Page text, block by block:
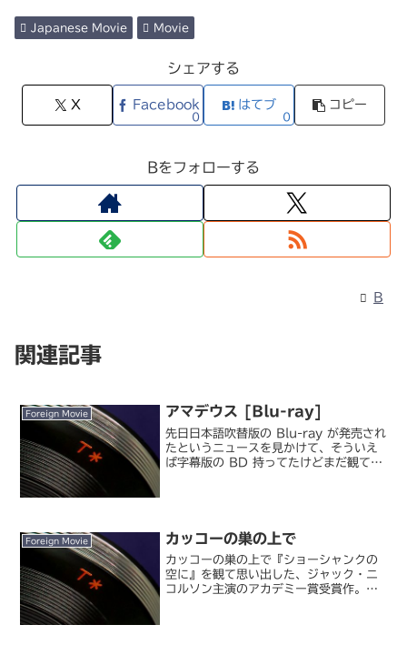
Japanese Movie Movie
シェアする
X Facebook
0
はてブ
0
コピー
Bをフォローする
B
関連記事
Foreign Movie アマデウス [Blu-ray]
先日日本語吹替版の Blu-ray が発売され
たというニュースを見かけて、そういえ
ば字幕版の BD 持ってたけどまだ観てな
Foreign Movie カッコーの巣の上で
カッコーの巣の上で『ショーシャンクの
空に』を観て思い出した、ジャック・ニ
コルソン主演のアカデミー賞受賞作。こ